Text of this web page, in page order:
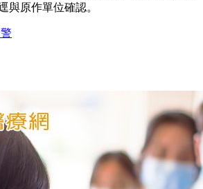
與原作單位確認。